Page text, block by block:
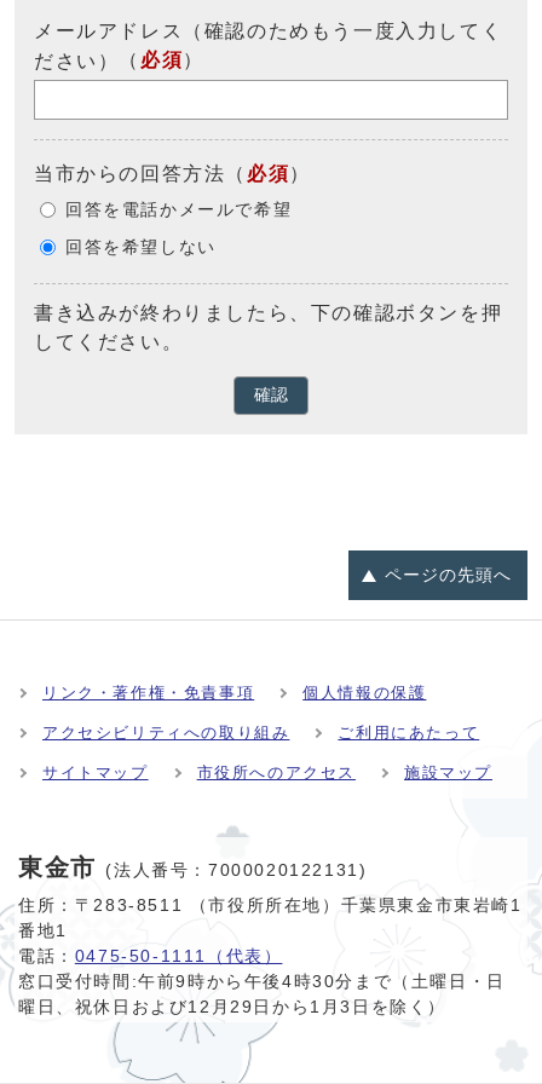
メールアドレス（確認のためもう一度入力してく
ださい）
（ 必須）
当市からの回答方法 （ 必須）
回答を電話かメールで希望
回答を希望しない
書き込みが終わりましたら、下の確認ボタンを押
してください。
確認
ページの先頭へ
リンク・著作権・免責事項 個人情報の保護
アクセシビリティへの取り組み ご利用にあたって
サイトマップ 市役所へのアクセス 施設マップ
東金市
(法人番号：7000020122131)
住所：〒283-8511 （市役所所在地）千葉県東金市東岩崎1
番地1
電話： 0475-50-1111（代表）
窓口受付時間:午前9時から午後4時30分まで（土曜日・日
曜日、祝休日および12月29日から1月3日を除く）